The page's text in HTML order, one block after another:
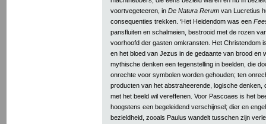
voortvegeteeren, in De Natura Rerum van Lucretius
consequenties trekken. ‘Het Heidendom was een
pansfluiten en schalmeien, bestrooid met de rozen
voorhoofd der gasten omkransten. Het Christendom
en het bloed van Jezus in de gedaante van brood en
mythische denken een tegenstelling in beelden, die
onrechte voor symbolen worden gehouden; ten
producten van het abstraheerende, logische denken,
met het beeld wil vereffenen. Voor Pascoaes is het
hoogstens een begeleidend verschijnsel; dier en
bezieldheid, zooals Paulus wandelt tusschen zijn